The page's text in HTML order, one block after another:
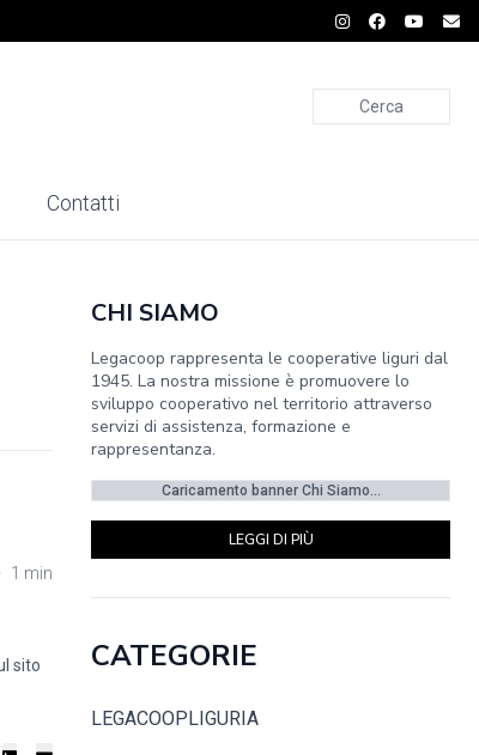
Cerca
Contatti
1 min
sito
CHI SIAMO
Legacoop rappresenta le cooperative liguri dal
1945. La nostra missione è promuovere lo
sviluppo cooperativo nel territorio attraverso
servizi di assistenza, formazione e
rappresentanza.
Caricamento banner Chi Siamo...
LEGGI DI PIÙ
CATEGORIE
LEGACOOPLIGURIA